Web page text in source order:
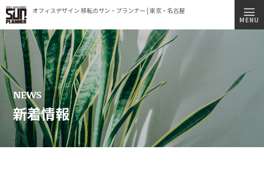
オフィスデザイン 移転のサン・プランナー | 東京・名古屋
トップページ
施工実績
事業内容
コンセプト
会社情報
ビルオーナー様へ
MENU
NEWS
新着情報